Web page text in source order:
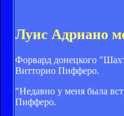
Луис Адриано
Форвард донецкого
Витторио Пифферо.
"Недавно у меня была
Пифферо.